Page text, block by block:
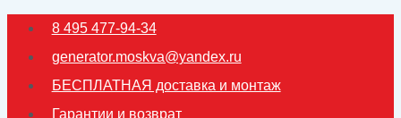
Перейти
содержимому
8 495 477-94-34
generator.moskva@yandex.ru
БЕСПЛАТНАЯ доставка и монтаж
Гарантии и возврат